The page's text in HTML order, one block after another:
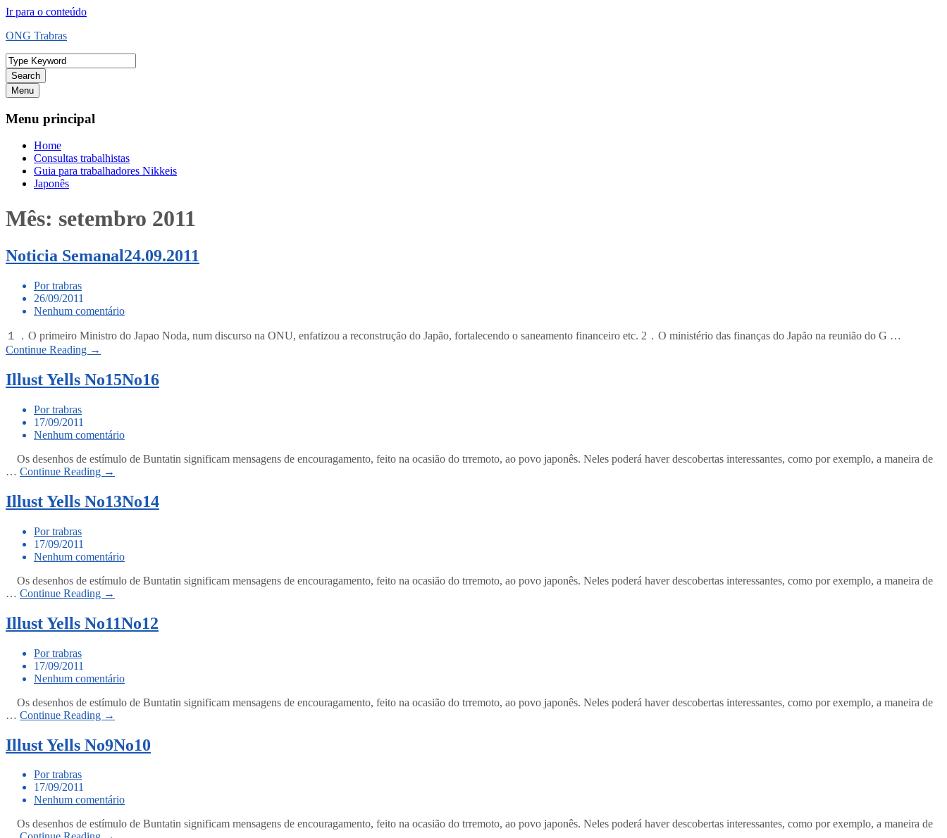
Ir para o conteúdo
ONG Trabras
Search
Menu
Menu principal
Home
Consultas trabalhistas
Guia para trabalhadores Nikkeis
Japonês
Mês: setembro 2011
Noticia Semanal24.09.2011
Por trabras
26/09/2011
Nenhum comentário
１．O primeiro Ministro do Japao Noda, num discurso na ONU, enfatizou a reconstrução do Japão, fortalecendo o saneamento financeiro etc. 2．O ministério das finanças do Japão na reunião do G …
Continue Reading →
Illust Yells No15No16
Por trabras
17/09/2011
Nenhum comentário
Os desenhos de estímulo de Buntatin significam mensagens de encouragamento, feito na ocasião do trremoto, ao povo japonês. Neles poderá haver descobertas interessantes, como por exemplo, a maneira de
… Continue Reading →
Illust Yells No13No14
Por trabras
17/09/2011
Nenhum comentário
Os desenhos de estímulo de Buntatin significam mensagens de encouragamento, feito na ocasião do trremoto, ao povo japonês. Neles poderá haver descobertas interessantes, como por exemplo, a maneira de
… Continue Reading →
Illust Yells No11No12
Por trabras
17/09/2011
Nenhum comentário
Os desenhos de estímulo de Buntatin significam mensagens de encouragamento, feito na ocasião do trremoto, ao povo japonês. Neles poderá haver descobertas interessantes, como por exemplo, a maneira de
… Continue Reading →
Illust Yells No9No10
Por trabras
17/09/2011
Nenhum comentário
Os desenhos de estímulo de Buntatin significam mensagens de encouragamento, feito na ocasião do trremoto, ao povo japonês. Neles poderá haver descobertas interessantes, como por exemplo, a maneira de